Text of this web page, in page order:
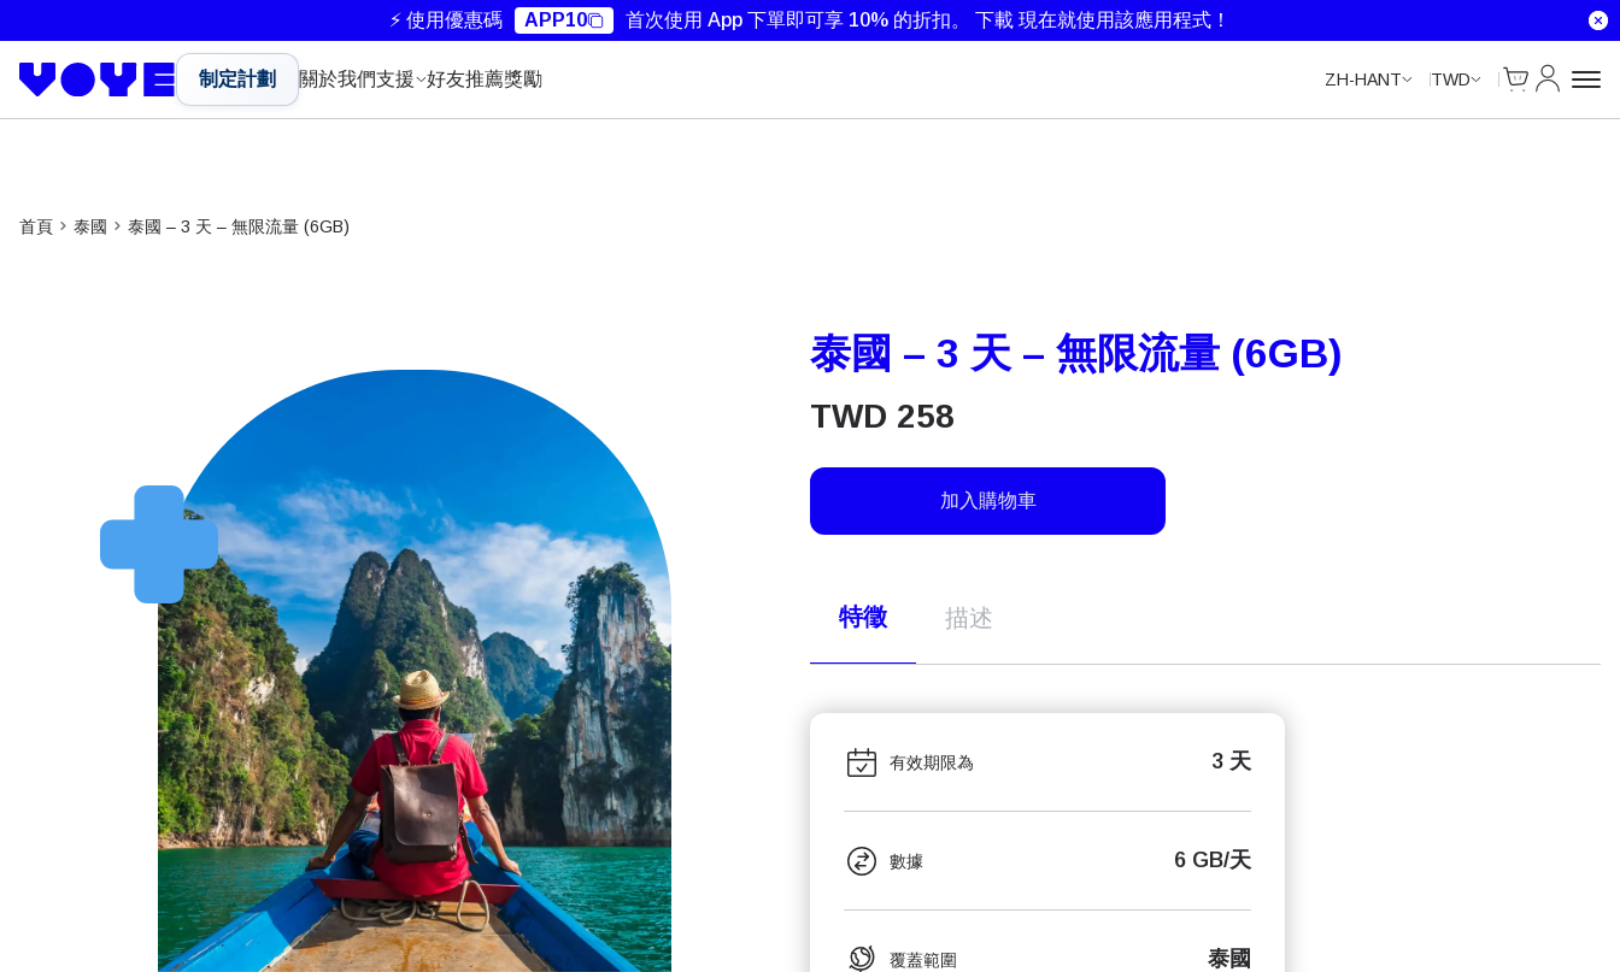
⚡ 使用優惠碼 APP10 首次使用 App 下單即可享 10% 的折扣。 下載 現在就使用該應用程式！
制定計劃 關於我們支援 好友推薦獎勵 ZH-HANT TWD
Cart
我的帳戶
首頁 泰國 泰國 – 3 天 – 無限流量 (6GB)
泰國 – 3 天 – 無限流量 (6GB)
TWD 258
加入購物車
特徵 描述
有效期限為 3 天
數據 6 GB/天
覆蓋範圍 泰國